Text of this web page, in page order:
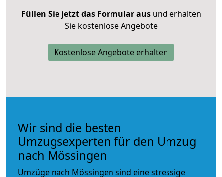
Füllen Sie jetzt das Formular ausund erhalten
Sie kostenlose Angebote
Kostenlose Angebote erhalten
Wir sind die besten
Umzugsexperten für den Umzug
nach Mössingen
Umzüge nach Mössingen sind eine stressige